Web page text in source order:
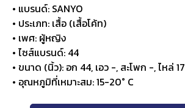
• แบรนด์: SANYO
• ประเภท: เสื้อ (เสื้อโค้ท)
• เพศ: ผู้หญิง
• ไซส์แบรนด์: 44
• ขนาด (นิ้ว): อก 44, เอว -, สะโพก -, ไหล่ 17
• อุณหภูมิที่เหมาะสม: 15-20° C